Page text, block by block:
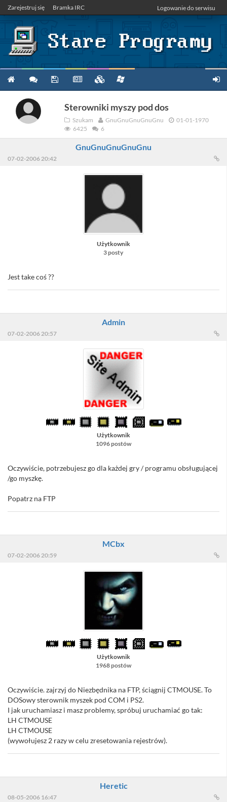
Zarejestruj się Bramka IRC Logowanie do serwisu
Sterowniki myszy pod dos
Szukam GnuGnuGnuGnuGnu
01-01-1970
6425
6
GnuGnuGnuGnuGnu
07-02-2006 20:42
Użytkownik
3 posty
Jest take coś ??
Admin
07-02-2006 20:57
Użytkownik
1096 postów
Oczywiście, potrzebujesz go dla każdej gry / programu obsługującej
/go myszkę.
Popatrz na FTP
MCbx
07-02-2006 20:59
Użytkownik
1968 postów
Oczywiście. zajrzyj do Niezbędnika na FTP, ściągnij CTMOUSE. To
DOSowy sterownik myszek pod COM i PS2.
I jak uruchamiasz i masz problemy, spróbuj uruchamiać go tak:
LH CTMOUSE
LH CTMOUSE
(wywołujesz 2 razy w celu zresetowania rejestrów).
Heretic
08-05-2006 16:47